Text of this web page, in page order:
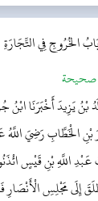
الخُرُوجِ فِي التِّجَارَةِ
صحيحة
بْنُ يَزِيدَ أَخْبَرَنَا
الْخَطَّابِ رَضِيَ اللَّهُ
اللَّهِ بْنِ قَيْسٍ
إِلَى مَجْلِسِ الْأَنْصَارِ